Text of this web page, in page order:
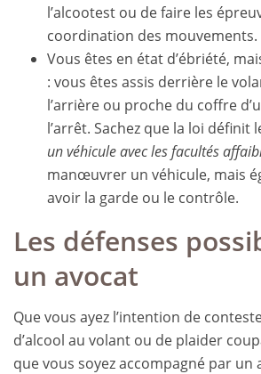
l’alcootest ou de faire les
coordination des mouvements.
Vous êtes en état d’ébriété,
: vous êtes assis derrière le
l’arrière ou proche du coffre
l’arrêt. Sachez que la loi définit
un véhicule avec les facultés
manœuvrer un véhicule, mais
avoir la garde ou le contrôle.
Les défenses
un avocat
Que vous ayez l’intention de
d’alcool au volant ou de plaider
que vous soyez accompagné par un